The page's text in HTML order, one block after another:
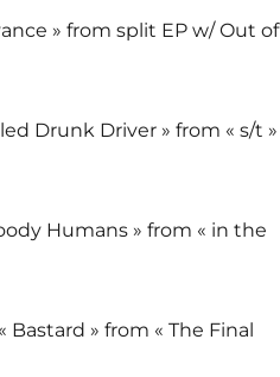
» from split EP w/ Out of
Drunk Driver » from « s/t »
Humans » from « in the
Bastard » from « The Final